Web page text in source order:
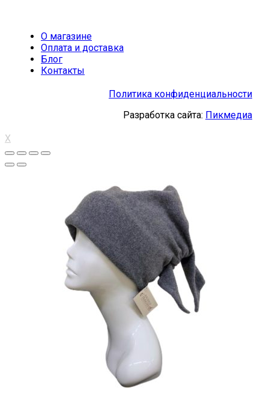
О магазине
Оплата и доставка
Блог
Контакты
Политика конфиденциальности
Разработка сайта: Пикмедиа
X